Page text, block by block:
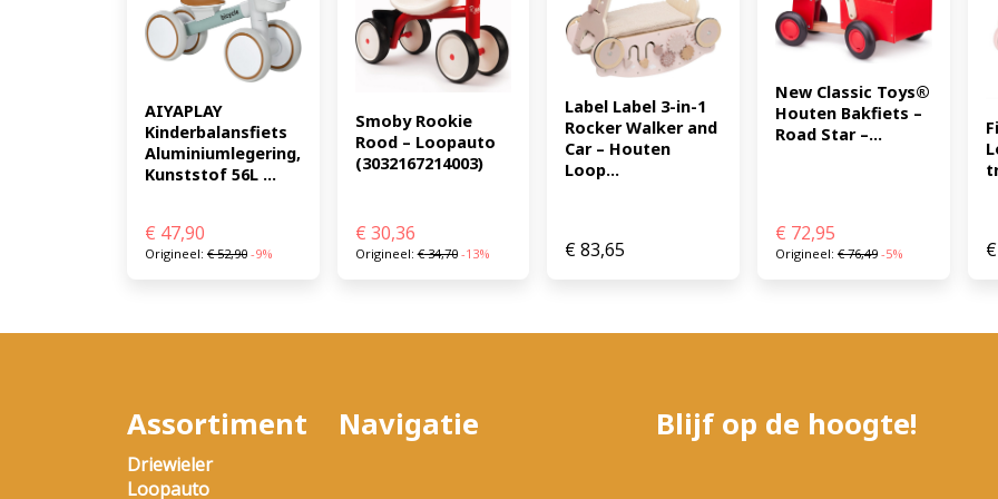
zadel en bruine
stuurmandje: Handig en
Starter Mint Groen haal
veiligheid, comfort en stijl
gaat om leren
model biedt jarenlang
AIYAPLAY
Kinderbalansfiets
Aluminiumlegering,
Kunststof 56L ...
€ 47,90
Origineel: €52,90 -9%
Smoby Rookie
Rood – Loopauto
(3032167214003)
€ 30,36
Origineel:€34,70 -13%
Label Label 3-in-1
Rocker Walker and
Car – Houten
Loop...
€83,65
New Classic Toys®
Houten Bakfiets –
Road Star –...
€ 72,95
Origineel: €76,49 -5% €
Assortiment
Driewieler
Loopauto
Navigatie Blijf op de hoogte!